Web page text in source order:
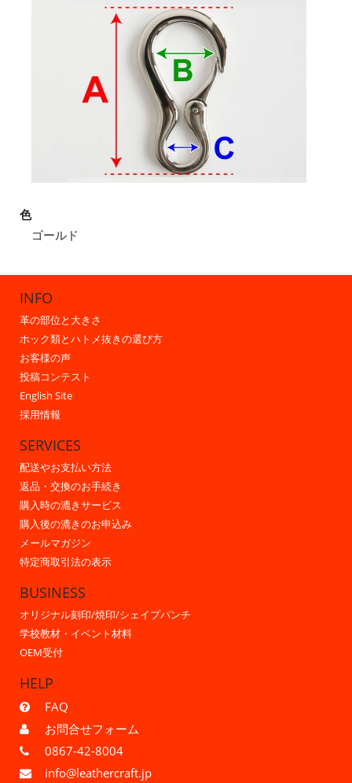
色
ゴールド
INFO
革の部位と大きさ
ホック類とハトメ抜きの選び方
お客様の声
投稿コンテスト
English Site
採用情報
SERVICES
配送やお支払い方法
返品・交換のお手続き
購入時の漉きサービス
購入後の漉きのお申込み
メールマガジン
特定商取引法の表示
BUSINESS
オリジナル刻印/焼印/シェイプパンチ
学校教材・イベント材料
OEM受付
HELP
FAQ
お問合せフォーム
0867-42-8004
info@leathercraft.jp